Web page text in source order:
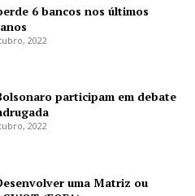
6 bancos nos últimos
2022
participam em debate
2022
uma Matriz ou